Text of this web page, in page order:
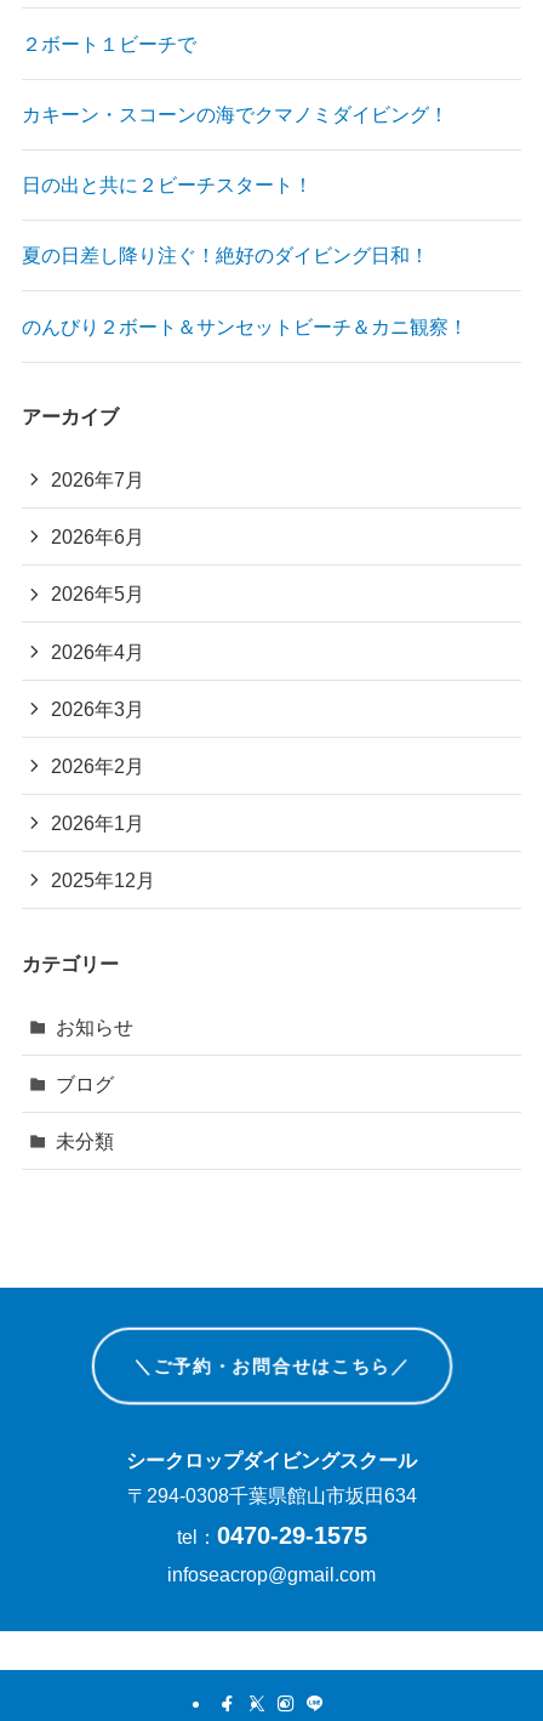
２ボート１ビーチで
カキーン・スコーンの海でクマノミダイビング！
日の出と共に２ビーチスタート！
夏の日差し降り注ぐ！絶好のダイビング日和！
のんびり２ボート＆サンセットビーチ＆カニ観察！
アーカイブ
2026年7月
2026年6月
2026年5月
2026年4月
2026年3月
2026年2月
2026年1月
2025年12月
カテゴリー
お知らせ
ブログ
未分類
＼ご予約・お問合せはこちら／
シークロップダイビングスクール
〒294-0308千葉県館山市坂田634
tel： 0470-29-1575
infoseacrop@gmail.com